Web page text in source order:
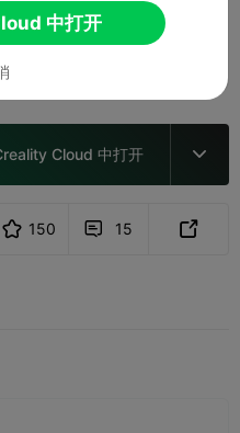
15% infill
Cloud 中打开 
150  15 
中打开